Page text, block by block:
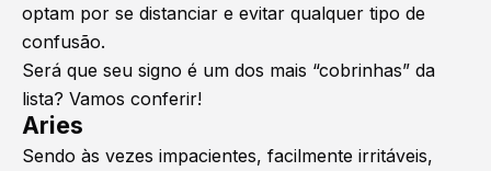
optam por se distanciar e evitar qualquer tipo de
confusão.
Será que seu signo é um dos mais “cobrinhas” da
lista? Vamos conferir!
Aries
Sendo às vezes impacientes, facilmente irritáveis,